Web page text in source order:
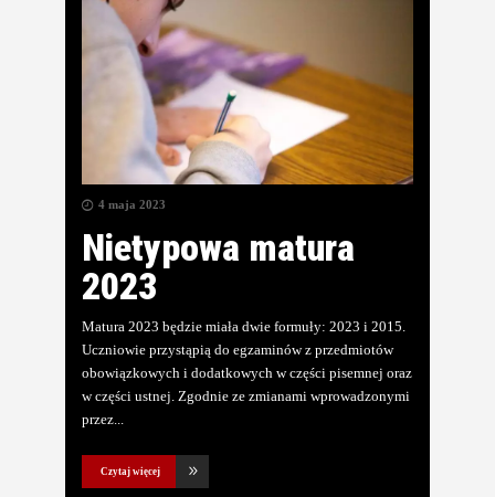
4 maja 2023
Nietypowa matura
2023
Matura 2023 będzie miała dwie formuły: 2023 i 2015.
Uczniowie przystąpią do egzaminów z przedmiotów
obowiązkowych i dodatkowych w części pisemnej oraz
w części ustnej. Zgodnie ze zmianami wprowadzonymi
przez
Czytaj więcej